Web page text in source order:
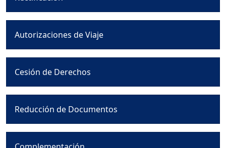
Autorizaciones de Viaje
Cesión de Derechos
Reducción de Documentos